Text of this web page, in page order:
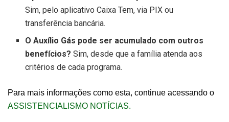
Sim, pelo aplicativo Caixa Tem, via PIX ou
transferência bancária.
O Auxílio Gás pode ser acumulado com outros
benefícios? Sim, desde que a família atenda aos
critérios de cada programa.
Para mais informações como esta, continue acessando o
ASSISTENCIALISMO NOTÍCIAS.